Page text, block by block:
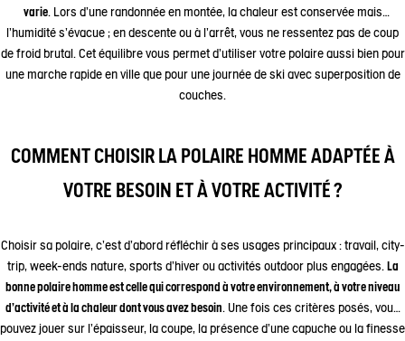
varie. Lors d’une randonnée en montée, la chaleur est conservée mais
l’humidité s’évacue ; en descente ou à l’arrêt, vous ne ressentez pas de coup
de froid brutal. Cet équilibre vous permet d’utiliser votre polaire aussi bien pour
une marche rapide en ville que pour une journée de ski avec superposition de
couches.
COMMENT CHOISIR LA POLAIRE HOMME ADAPTÉE À
VOTRE BESOIN ET À VOTRE ACTIVITÉ ?
Choisir sa polaire, c’est d’abord réfléchir à ses usages principaux : travail, city-
trip, week-ends nature, sports d’hiver ou activités outdoor plus engagées. La
bonne polaire homme est celle qui correspond à votre environnement, à votre niveau
d’activité et à la chaleur dont vous avez besoin. Une fois ces critères posés, vous
pouvez jouer sur l’épaisseur, la coupe, la présence d’une capuche ou la finesse